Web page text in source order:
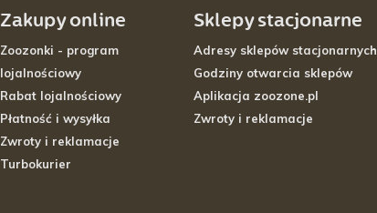
Zakupy online
Zoozonki - program
lojalnościowy
Rabat lojalnościowy
Płatność i wysyłka
Zwroty i reklamacje
Turbokurier
Sklepy stacjonarne
Adresy sklepów stacjonarnych
Godziny otwarcia sklepów
Aplikacja zoozone.pl
Zwroty i reklamacje